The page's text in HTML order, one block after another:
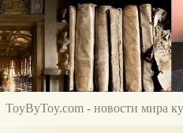
ToyByToy.com - новости мира